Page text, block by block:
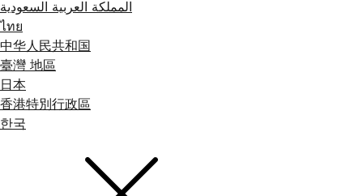
المملكة العربية السعودية
ไทย
中华人民共和国
臺灣 地區
日本
香港特別行政區
한국